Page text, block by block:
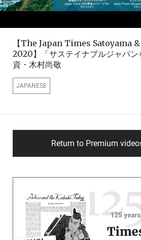
【The Japan Times Satoyama &
2020】「サステイナブルジャパン
資・木村尚敬
JAPANESE
Return to Premium